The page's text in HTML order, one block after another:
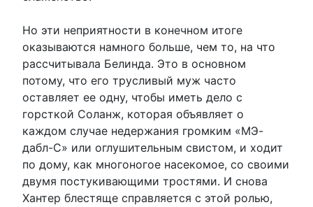
Но эти неприятности в конечном итоге
оказываются намного больше, чем то, на что
рассчитывала Белинда. Это в основном
потому, что его трусливый муж часто
оставляет ее одну, чтобы иметь дело с
горсткой Соланж, которая объявляет о
каждом случае недержания громким «МЭ-
дабл-С» или оглушительным свистом, и ходит
по дому, как многоногое насекомое, со своими
двумя постукивающими тростями. И снова
Хантер блестяще справляется с этой ролью,